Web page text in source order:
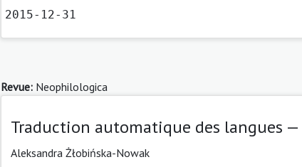
2015-12-31
Revue: Neophilologica
Traduction automatique des langues
Aleksandra Żłobińska-Nowak